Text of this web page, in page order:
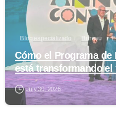
Blog especializado Bureau
Cómo el Programa de
está transformando
July 30, 2026